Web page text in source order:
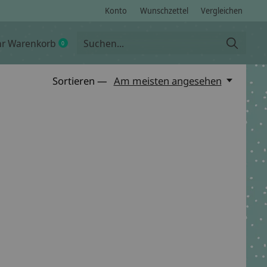
Konto Wunschzettel Vergleichen
Warenkorb 0items
Sortieren — Am meisten angesehen